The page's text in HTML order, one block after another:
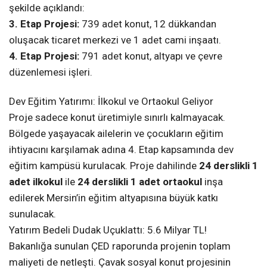
şekilde açıklandı:
3. Etap Projesi: 739 adet konut, 12 dükkandan
oluşacak ticaret merkezi ve 1 adet cami inşaatı.
4. Etap Projesi: 791 adet konut, altyapı ve çevre
düzenlemesi işleri.
Dev Eğitim Yatırımı: İlkokul ve Ortaokul Geliyor
Proje sadece konut üretimiyle sınırlı kalmayacak.
Bölgede yaşayacak ailelerin ve çocukların eğitim
ihtiyacını karşılamak adına 4. Etap kapsamında dev
eğitim kampüsü kurulacak. Proje dahilinde 24 derslikli 1
adet ilkokul ile 24 derslikli 1 adet ortaokul inşa
edilerek Mersin’in eğitim altyapısına büyük katkı
sunulacak.
Yatırım Bedeli Dudak Uçuklattı: 5.6 Milyar TL!
Bakanlığa sunulan ÇED raporunda projenin toplam
maliyeti de netleşti. Çavak sosyal konut projesinin